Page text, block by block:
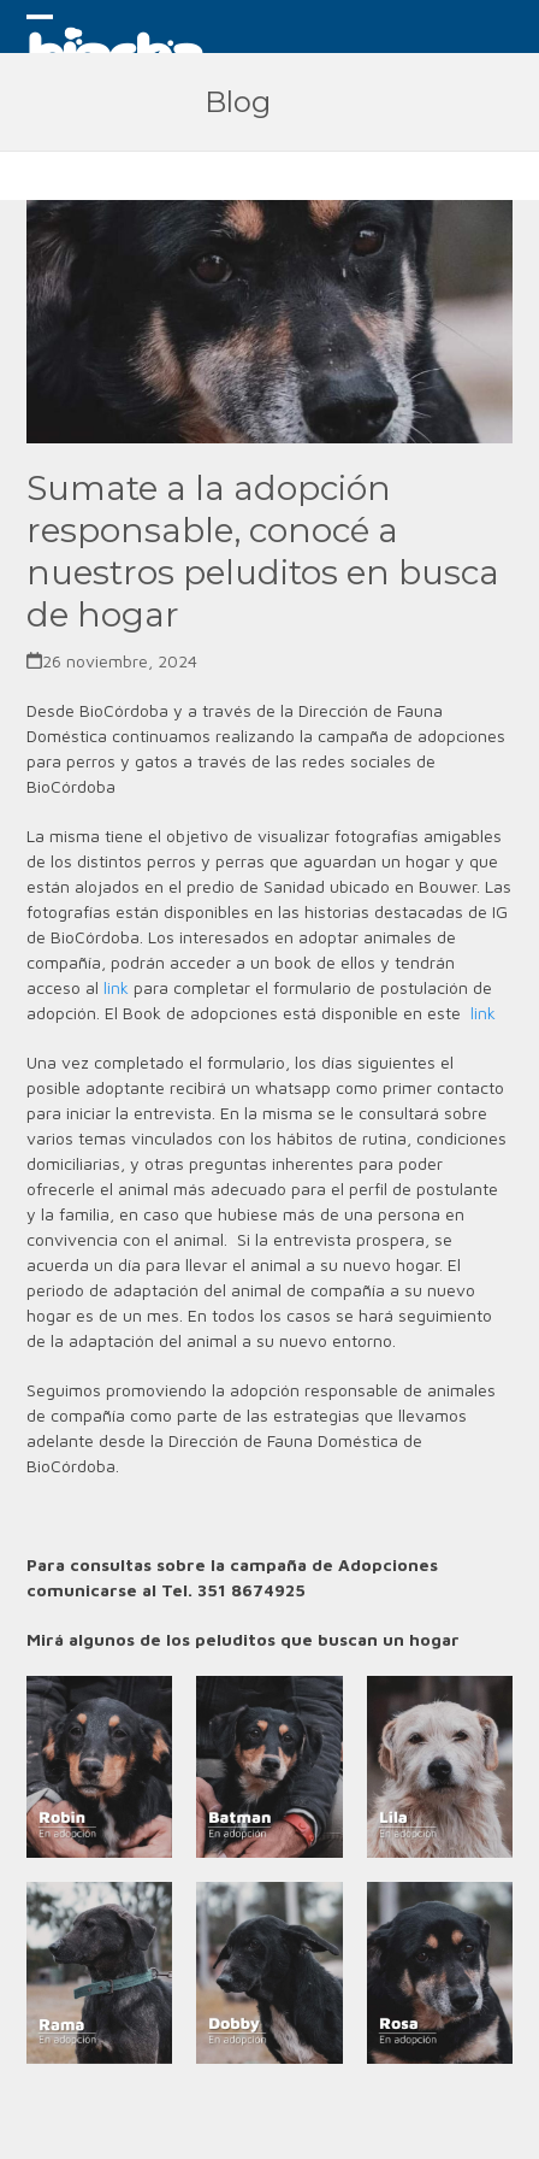
Skip
Open
Close
Blog
Sumate a la adopción
responsable, conocé a
nuestros peluditos en busca
de hogar
26 noviembre, 2024
Desde BioCórdoba y a través de la Dirección de Fauna
Doméstica continuamos realizando la campaña de adopciones
para perros y gatos a través de las redes sociales de
BioCórdoba
La misma tiene el objetivo de visualizar fotografías amigables
de los distintos perros y perras que aguardan un hogar y que
están alojados en el predio de Sanidad ubicado en Bouwer. Las
fotografías están disponibles en las historias destacadas de IG
de BioCórdoba. Los interesados en adoptar animales de
compañía, podrán acceder a un book de ellos y tendrán
acceso al link para completar el formulario de postulación de
adopción. El Book de adopciones está disponible en este link
Una vez completado el formulario, los días siguientes el
posible adoptante recibirá un whatsapp como primer contacto
para iniciar la entrevista. En la misma se le consultará sobre
varios temas vinculados con los hábitos de rutina, condiciones
domiciliarias, y otras preguntas inherentes para poder
ofrecerle el animal más adecuado para el perfil de postulante
y la familia, en caso que hubiese más de una persona en
convivencia con el animal. Si la entrevista prospera, se
acuerda un día para llevar el animal a su nuevo hogar. El
periodo de adaptación del animal de compañía a su nuevo
hogar es de un mes. En todos los casos se hará seguimiento
de la adaptación del animal a su nuevo entorno.
Seguimos promoviendo la adopción responsable de animales
de compañía como parte de las estrategias que llevamos
adelante desde la Dirección de Fauna Doméstica de
BioCórdoba.
Para consultas sobre la campaña de Adopciones
comunicarse al Tel. 351 8674925
Mirá algunos de los peluditos que buscan un hogar